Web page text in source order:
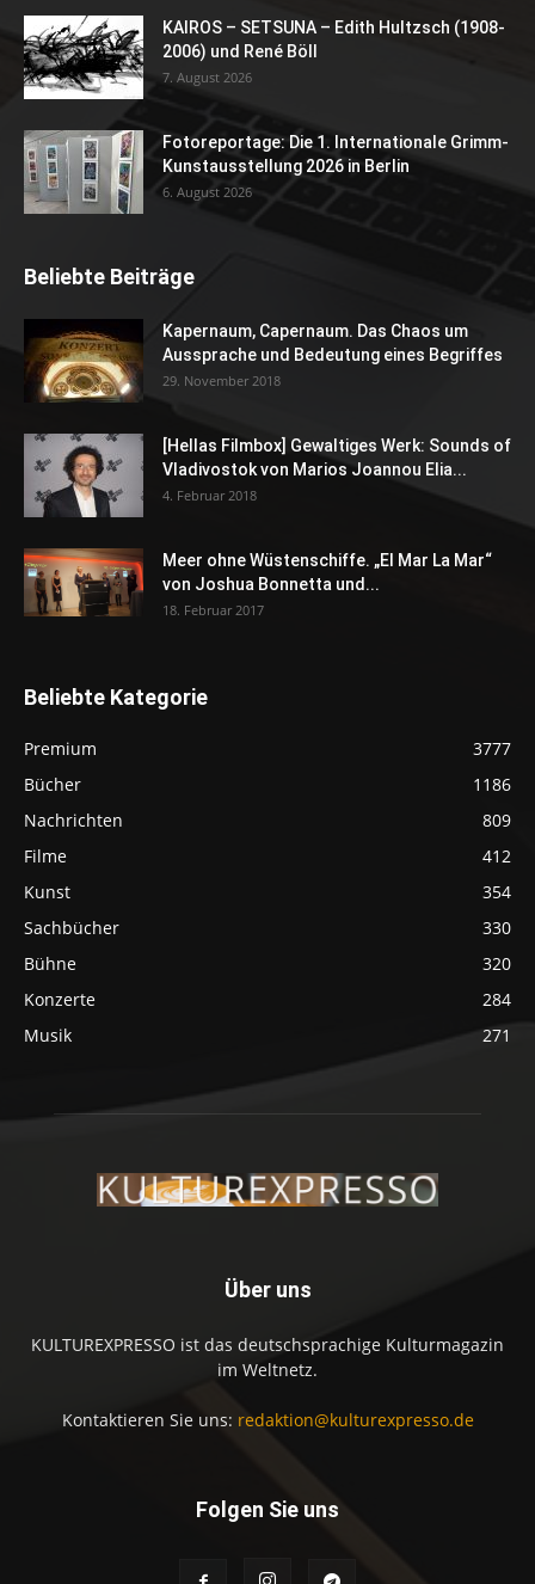
KAIROS – SETSUNA – Edith Hultzsch (1908-
2006) und René Böll
7. August 2026
Fotoreportage: Die 1. Internationale Grimm-
Kunstausstellung 2026 in Berlin
6. August 2026
Beliebte Beiträge
Kapernaum, Capernaum. Das Chaos um
Aussprache und Bedeutung eines Begriffes
29. November 2018
[Hellas Filmbox] Gewaltiges Werk: Sounds of
Vladivostok von Marios Joannou Elia...
4. Februar 2018
Meer ohne Wüstenschiffe. „El Mar La Mar“
von Joshua Bonnetta und...
18. Februar 2017
Beliebte Kategorie
Premium
3777
Bücher
1186
Nachrichten
809
Filme
412
Kunst
354
Sachbücher
330
Bühne
320
Konzerte
284
Musik
271
Über uns
KULTUREXPRESSO ist das deutschsprachige Kulturmagazin
im Weltnetz.
Kontaktieren Sie uns: redaktion@kulturexpresso.de
Folgen Sie uns